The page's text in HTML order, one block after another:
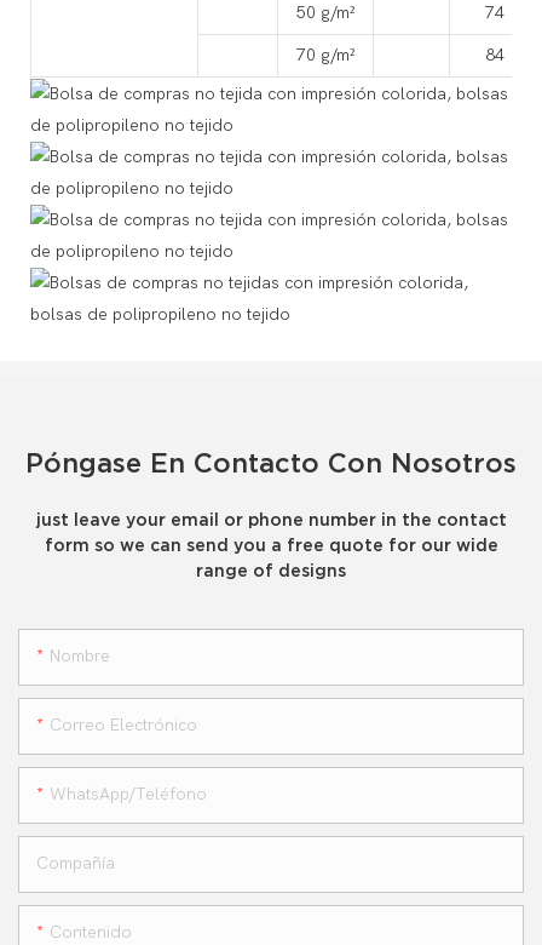
50 g/m² 74
70 g/m² 84
Póngase En Contacto Con Nosotros
just leave your email or phone number in the contact
form so we can send you a free quote for our wide
range of designs
Nombre
Correo Electrónico
WhatsApp/teléfono
Compañía
Contenido